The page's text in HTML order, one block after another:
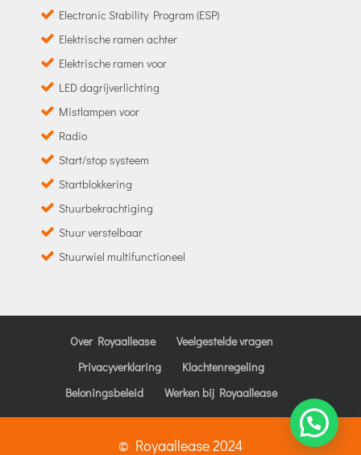
Electronic Stability Program (ESP)
Elektrische ramen achter
Elektrische ramen voor
LED dagrijverlichting
Mistlampen voor
Radio
Start/stop systeem
Startblokkering
Stuurbekrachtiging
Stuur verstelbaar
Stuurwiel multifunctioneel
Over Royaallease
Veelgestelde vragen
Privacyverklaring
Klachtenregeling
Beloningsbeleid
Werken bij Royaallease
© Royaallease 2024